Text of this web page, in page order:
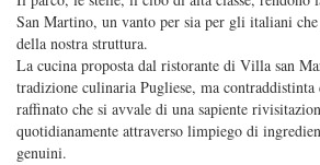
San Martino, un vanto per sia per gli italiani
della nostra struttura.
La cucina proposta dal ristorante di Villa san
tradizione culinaria Pugliese, ma contraddistinta
raffinato che si avvale di una sapiente
quotidianamente attraverso limpiego di
genuini.